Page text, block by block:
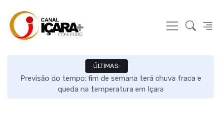
ÚLTIMAS:
Previsão do tempo: fim de semana terá chuva fraca e
queda na temperatura em Içara